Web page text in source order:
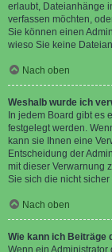
erlaubt, Dateianhänge
verfassen möchten,
Sie können einen
wieso Sie keine
Nach oben
Weshalb wurde ich
In jedem Board gibt es
festgelegt werden.
kann sie Ihnen eine
Entscheidung der
mit dieser Verwarnung
Sie sich die nicht
Nach oben
Wie kann ich Beiträge
Wenn ein